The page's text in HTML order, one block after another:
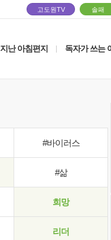
고도원TV 솔패
지난 아침편지 독자가 쓰는
#바이러스
#삶
희망
리더